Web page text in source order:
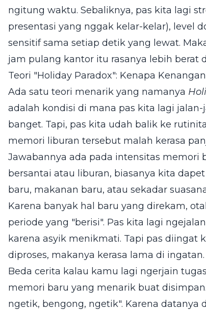
ngitung waktu. Sebaliknya, pas kita lagi
presentasi yang nggak kelar-kelar), level
sensitif sama setiap detik yang lewat.
jam pulang kantor itu rasanya lebih berat
Teori "Holiday Paradox": Kenapa
Ada satu teori menarik yang namanya
adalah kondisi di mana pas kita lagi
banget. Tapi, pas kita udah balik ke
memori liburan tersebut malah kerasa
Jawabannya ada pada intensitas memori
bersantai atau liburan, biasanya kita
baru, makanan baru, atau sekadar
Karena banyak hal baru yang direkam,
periode yang "berisi". Pas kita lagi
karena asyik menikmati. Tapi pas diingat
diproses, makanya kerasa lama di ingatan.
Beda cerita kalau kamu lagi ngerjain
memori baru yang menarik buat
ngetik, bengong, ngetik". Karena datanya